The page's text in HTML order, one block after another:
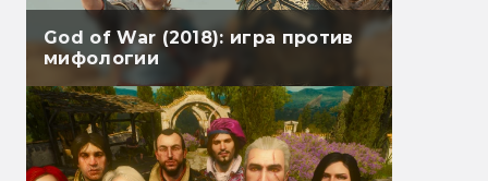
God of War (2018): игра против
мифологии